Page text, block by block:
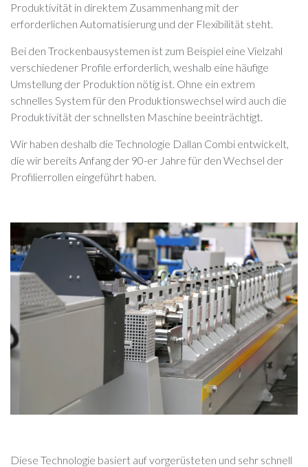
Produktivität in direktem Zusammenhang mit der
erforderlichen Automatisierung und der Flexibilität steht.
Bei den Trockenbausystemen ist zum Beispiel eine Vielzahl
verschiedener Profile erforderlich, weshalb eine häufige
Umstellung der Produktion nötig ist. Ohne ein extrem
schnelles System für den Produktionswechsel wird auch die
Produktivität der schnellsten Maschine beeinträchtigt.
Wir haben deshalb die Technologie Dallan Combi entwickelt,
die wir bereits Anfang der 90-er Jahre für den Wechsel der
Profilierrollen eingeführt haben.
Diese Technologie basiert auf vorgerüsteten und sehr schnell